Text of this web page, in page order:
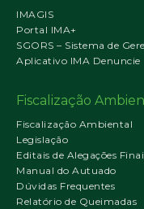
IMAGIS
Portal IMA+
SGORS – Sistema de
Aplicativo IMA Denuncie
Fiscalização
Fiscalização Ambiental
Legislação
Editais de Alegações
Manual do Autuado
Dúvidas Frequentes
Relatório de Queimadas